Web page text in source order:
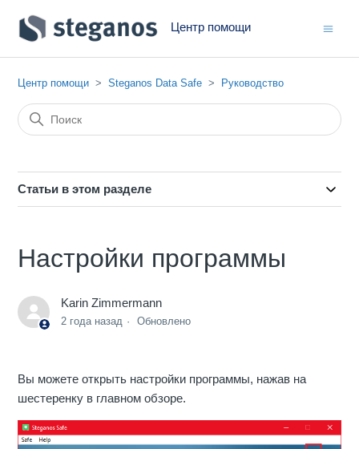
Центр помощи
Центр помощи Steganos Data Safe Руководство
Статьи в этом разделе
Настройки программы
Karin Zimmermann
2 года назад Обновлено
Вы можете открыть настройки программы, нажав на
шестеренку в главном обзоре.